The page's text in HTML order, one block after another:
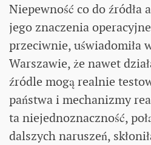
Niepewność co do źródła
jego znaczenia
przeciwnie, uświadomiła
Warszawie, że nawet
źródle mogą realnie
państwa i mechanizmy
ta niejednoznaczność,
dalszych naruszeń,